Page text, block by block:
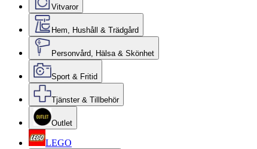
Vitvaror
Hem, Hushåll & Trädgård
Personvård, Hälsa & Skönhet
Sport & Fritid
Tjänster & Tillbehör
Outlet
LEGO